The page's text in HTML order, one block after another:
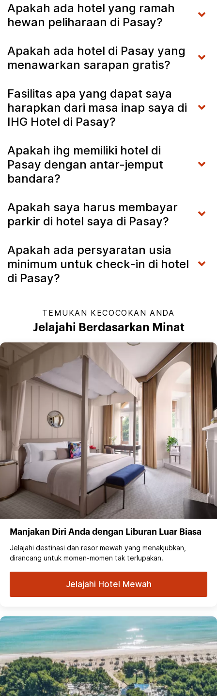
Apakah ada hotel yang ramah
hewan peliharaan di Pasay?
Apakah ada hotel di Pasay yang
menawarkan sarapan gratis?
Fasilitas apa yang dapat saya
harapkan dari masa inap saya di
IHG Hotel di Pasay?
Apakah ihg memiliki hotel di
Pasay dengan antar-jemput
bandara?
Apakah saya harus membayar
parkir di hotel saya di Pasay?
Apakah ada persyaratan usia
minimum untuk check-in di hotel
di Pasay?
TEMUKAN KECOCOKAN ANDA
Jelajahi Berdasarkan Minat
Manjakan Diri Anda dengan Liburan Luar Biasa
Jelajahi destinasi dan resor mewah yang menakjubkan,
dirancang untuk momen-momen tak terlupakan.
Jelajahi Hotel Mewah